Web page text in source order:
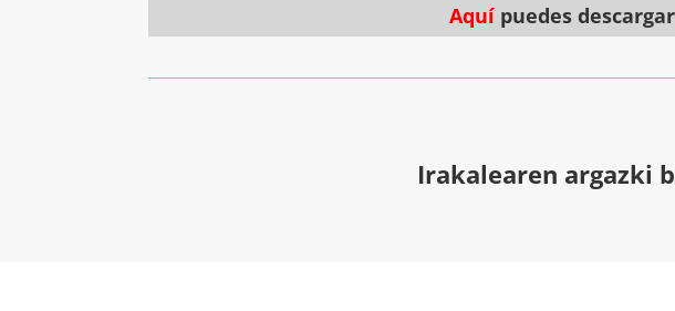
Aquípuedes
Irakalearen argazki